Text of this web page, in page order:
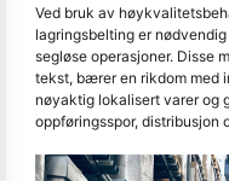
Ved bruk av
lagringsbelting er
segløse operasjoner. Disse
tekst, bærer en rikdom med
nøyaktig lokalisert varer og
oppføringsspor, distribusjon